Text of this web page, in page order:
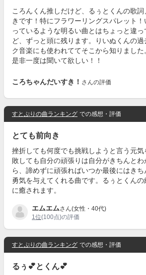
ころんくん推しだけど、るぅとくんの歌
きです！特にフラワーリングスパレット
っているような明るい曲とはちょっと違
ど、ずっと頭に残ります。りいぬくんの
ク音楽にも使われててそこから知りました
是非一度は聞いて欲しい！！
ころちゃんだいすき！ さんの評価
すとぷりの曲ランキング での感想・評価
とても前向き
挫折しても何度でも挑戦しようと言う元
敗しても自分の頑張りは自分がきちんと
ら、諦めずに頑張ればいつか最後にはきち
勇気を与えてくれる曲です。るぅとくん
に癒されます。
エムエムさん(女性・40代)
1位(100点)の評価
すとぷりの曲ランキング での感想・評価
るぅ💕とくん💕